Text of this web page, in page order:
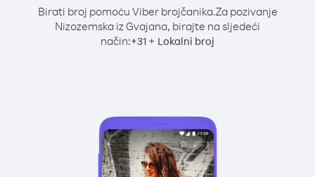
Birati broj pomoću Viber brojčanika.Za pozivanje
Nizozemska iz Gvajana, birajte na sljedeći
način:+31 + Lokalni broj